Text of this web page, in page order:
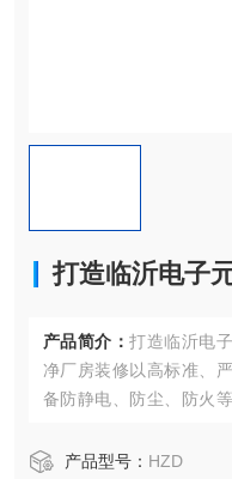
打造临沂电子
产品简介： 打造临沂电
净厂房装修以高标准、
备防静电、防尘、防火
产品型号： HZD